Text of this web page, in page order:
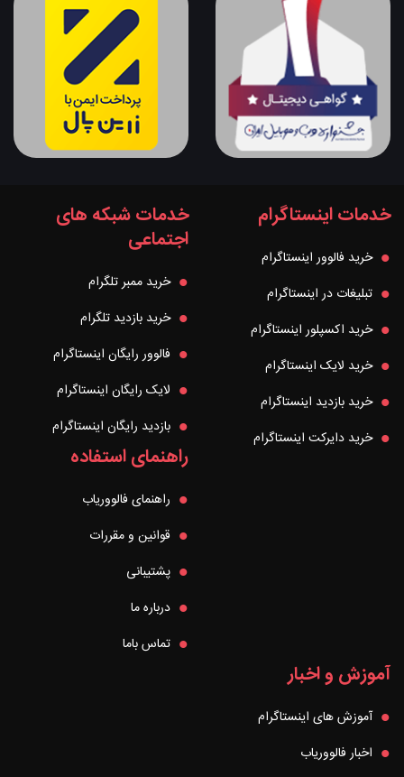
خدمات اینستاگرام
خرید فالوور اینستاگرام
تبلیغات در اینستاگرام
خرید اکسپلور اینستاگرام
خرید لایک اینستاگرام
خرید بازدید اینستاگرام
خرید دایرکت اینستاگرام
خدمات شبکه های
اجتماعی
خرید ممبر تلگرام
خرید بازدید تلگرام
فالوور رایگان اینستاگرام
لایک رایگان اینستاگرام
بازدید رایگان اینستاگرام
راهنمای استفاده
راهنمای فالووریاب
قوانین و مقررات
پشتیبانی
درباره ما
تماس باما
آموزش و اخبار
آموزش های اینستاگرام
اخبار فالووریاب